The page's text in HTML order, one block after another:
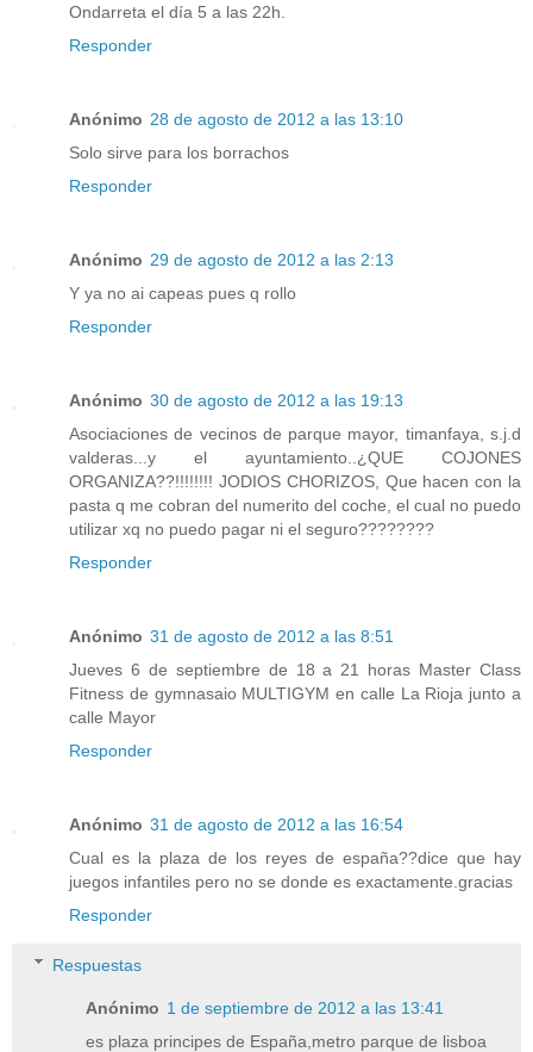
Ondarreta el día 5 a las 22h.
Responder
Anónimo 28 de agosto de 2012 a las 13:10
Solo sirve para los borrachos
Responder
Anónimo 29 de agosto de 2012 a las 2:13
Y ya no ai capeas pues q rollo
Responder
Anónimo 30 de agosto de 2012 a las 19:13
Asociaciones de vecinos de parque mayor, timanfaya, s.j.d
valderas...y el ayuntamiento..¿QUE COJONES
ORGANIZA??!!!!!!!! JODIOS CHORIZOS, Que hacen con la
pasta q me cobran del numerito del coche, el cual no puedo
utilizar xq no puedo pagar ni el seguro????????
Responder
Anónimo 31 de agosto de 2012 a las 8:51
Jueves 6 de septiembre de 18 a 21 horas Master Class
Fitness de gymnasaio MULTIGYM en calle La Rioja junto a
calle Mayor
Responder
Anónimo 31 de agosto de 2012 a las 16:54
Cual es la plaza de los reyes de españa??dice que hay
juegos infantiles pero no se donde es exactamente.gracias
Responder
Respuestas
Anónimo 1 de septiembre de 2012 a las 13:41
es plaza principes de España,metro parque de lisboa